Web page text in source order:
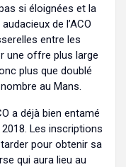
si éloignées et la
de l’ACO
entre les
une offre plus large
plus que doublé
au Mans.
a déjà bien entamé
Les inscriptions
pour obtenir sa
qui aura lieu au